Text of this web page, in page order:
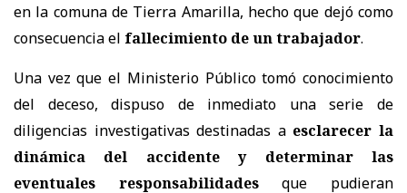
en la comuna de Tierra Amarilla, hecho que dejó como
consecuencia el fallecimiento de un trabajador.
Una vez que el Ministerio Público tomó conocimiento
del deceso, dispuso de inmediato una serie de
diligencias investigativas destinadas a esclarecer la
dinámica del accidente
y determinar las
eventuales responsabilidadesque pudieran